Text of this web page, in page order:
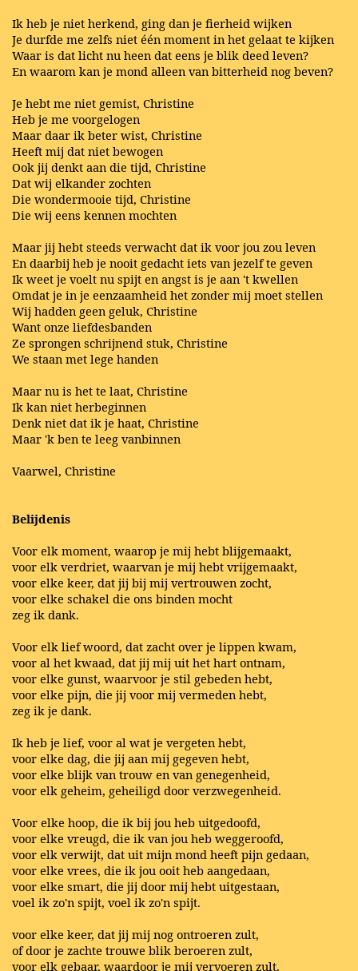
Ik heb je niet herkend, ging dan je fierheid wijken
Je durfde me zelfs niet één moment in het gelaat te kijken
Waar is dat licht nu heen dat eens je blik deed leven?
En waarom kan je mond alleen van bitterheid nog beven?
Je hebt me niet gemist, Christine
Heb je me voorgelogen
Maar daar ik beter wist, Christine
Heeft mij dat niet bewogen
Ook jij denkt aan die tijd, Christine
Dat wij elkander zochten
Die wondermooie tijd, Christine
Die wij eens kennen mochten
Maar jij hebt steeds verwacht dat ik voor jou zou leven
En daarbij heb je nooit gedacht iets van jezelf te geven
Ik weet je voelt nu spijt en angst is je aan 't kwellen
Omdat je in je eenzaamheid het zonder mij moet stellen
Wij hadden geen geluk, Christine
Want onze liefdesbanden
Ze sprongen schrijnend stuk, Christine
We staan met lege handen
Maar nu is het te laat, Christine
Ik kan niet herbeginnen
Denk niet dat ik je haat, Christine
Maar 'k ben te leeg vanbinnen
Vaarwel, Christine
Belijdenis
Voor elk moment, waarop je mij hebt blijgemaakt,
voor elk verdriet, waarvan je mij hebt vrijgemaakt,
voor elke keer, dat jij bij mij vertrouwen zocht,
voor elke schakel die ons binden mocht
zeg ik dank.
Voor elk lief woord, dat zacht over je lippen kwam,
voor al het kwaad, dat jij mij uit het hart ontnam,
voor elke gunst, waarvoor je stil gebeden hebt,
voor elke pijn, die jij voor mij vermeden hebt,
zeg ik je dank.
Ik heb je lief, voor al wat je vergeten hebt,
voor elke dag, die jij aan mij gegeven hebt,
voor elke blijk van trouw en van genegenheid,
voor elk geheim, geheiligd door verzwegenheid.
Voor elke hoop, die ik bij jou heb uitgedoofd,
voor elke vreugd, die ik van jou heb weggeroofd,
voor elk verwijt, dat uit mijn mond heeft pijn gedaan,
voor elke vrees, die ik jou ooit heb aangedaan,
voor elke smart, die jij door mij hebt uitgestaan,
voel ik zo'n spijt, voel ik zo'n spijt.
voor elke keer, dat jij mij nog ontroeren zult,
of door je zachte trouwe blik beroeren zult,
voor elk gebaar, waardoor je mij vervoeren zult,